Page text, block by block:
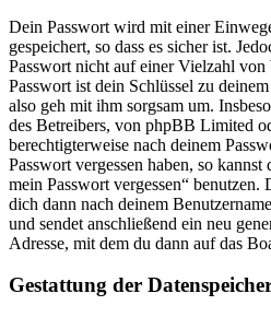
Dein Passwort wird mit einer
gespeichert, so dass es sicher ist.
Passwort nicht auf einer Vielzahl
Passwort ist dein Schlüssel zu
also geh mit ihm sorgsam um.
des Betreibers, von phpBB Limited
berechtigterweise nach deinem
Passwort vergessen haben, so
mein Passwort vergessen“
dich dann nach deinem
und sendet anschließend ein neu
Adresse, mit dem du dann auf das
Gestattung der